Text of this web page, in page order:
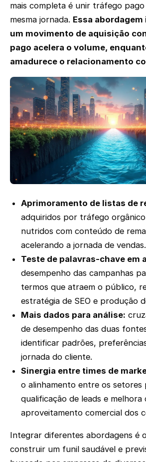
mais completa é unir tráfego
mesma jornada. Essa
um movimento de aquisição
pago acelera o volume,
amadurece o relacionamento
Aprimoramento de listas de
adquiridos por tráfego
nutridos com conteúdo de
acelerando a jornada de vendas.
Teste de palavras-chave em
desempenho das campanhas
termos que atraem o público,
estratégia de SEO e produção
Mais dados para análise:
de desempenho das duas
identificar padrões,
jornada do cliente.
Sinergia entre times de
o alinhamento entre os setores
qualificação de leads e melhora
aproveitamento comercial dos
Integrar diferentes abordagens é
construir um funil saudável e